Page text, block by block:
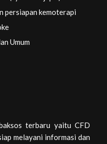
persiapan kemoterapi
Umum
terbaru yaitu CFD
melayani informasi dan